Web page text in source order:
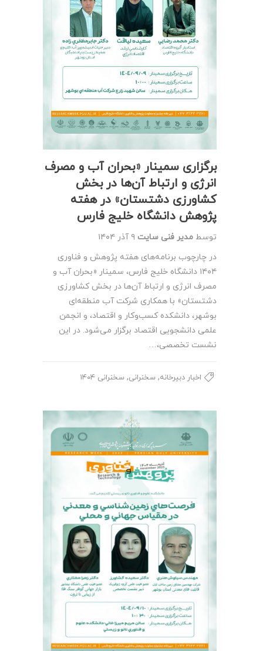
برگزاری سمینار «بحران آب و مصرف
انرژی و ارتباط آن‌ها در بخش
کشاورزی دشتستان» در هفته
پژوهش دانشگاه خلیج فارس
توسط مدیر فنی سایت ۹ آذر ۱۴۰۴
در چارچوب برنامه‌های هفته پژوهش و فناوری
۱۴۰۴ دانشگاه خلیج فارس، سمینار «بحران آب و
مصرف انرژی و ارتباط آن‌ها در بخش کشاورزی
دشتستان» با همکاری شرکت آب منطقه‌ای
بوشهر، دانشکده کسب‌وکار و اقتصاد، و انجمن
علمی دانشجویی اقتصاد برگزار می‌شود. در این
نشست تخصصی،…
اخبار دبیرخانه, سخنرانی, سخنرانی ۱۴۰۴